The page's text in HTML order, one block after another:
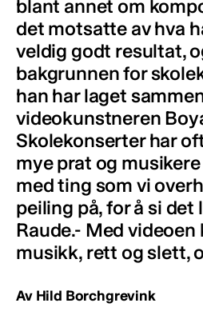
blant annet om
det motsatte av hva
veldig godt resultat,
bakgrunnen for
han har laget
videokunstneren
Skolekonserter har
mye prat og
med ting som vi
peiling på, for å si
Raude.- Med videoen
musikk, rett og slett,
Av Hild Borchgrevink